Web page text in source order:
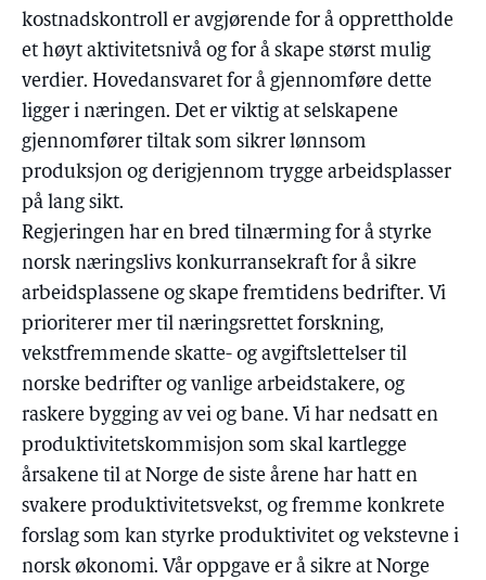
kostnadskontroll er avgjørende for å opprettholde
et høyt aktivitetsnivå og for å skape størst mulig
verdier. Hovedansvaret for å gjennomføre dette
ligger i næringen. Det er viktig at selskapene
gjennomfører tiltak som sikrer lønnsom
produksjon og derigjennom trygge arbeidsplasser
på lang sikt.
Regjeringen har en bred tilnærming for å styrke
norsk næringslivs konkurransekraft for å sikre
arbeidsplassene og skape fremtidens bedrifter. Vi
prioriterer mer til næringsrettet forskning,
vekstfremmende skatte- og avgiftslettelser til
norske bedrifter og vanlige arbeidstakere, og
raskere bygging av vei og bane. Vi har nedsatt en
produktivitetskommisjon som skal kartlegge
årsakene til at Norge de siste årene har hatt en
svakere produktivitetsvekst, og fremme konkrete
forslag som kan styrke produktivitet og vekstevne i
norsk økonomi. Vår oppgave er å sikre at Norge